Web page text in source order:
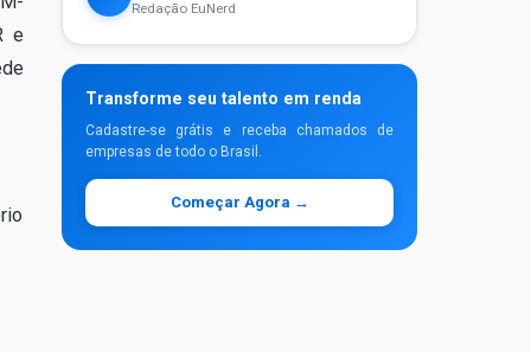
e
Redação EuNerd
Transforme seu talento em renda
Cadastre-se grátis e receba chamados de
empresas de todo o Brasil.
Começar Agora →